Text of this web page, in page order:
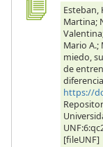
Esteban,
Martina;
Mario A.;
miedo,
de
https://
[fileUNF]